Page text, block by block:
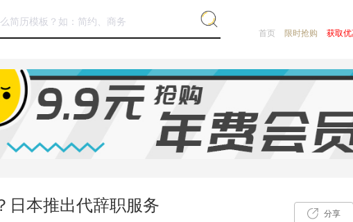
首页 限时抢购 获取
日本推出代辞职服务